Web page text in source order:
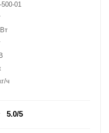
01
ч
5.0/5